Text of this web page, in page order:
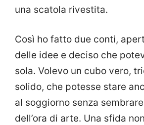
una scatola rivestita.
Così ho fatto due conti,
delle idee e deciso che
sola. Volevo un cubo vero,
solido, che potesse stare
al soggiorno senza
dell’ora di arte. Una sfida